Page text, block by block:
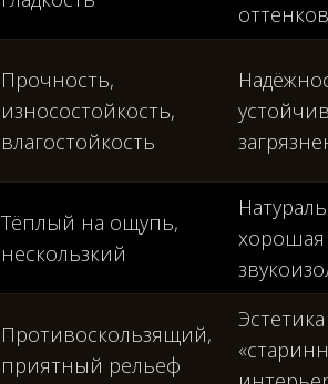
оттенков
Прочность,
износостойкость,
влагостойкость
Тёплый на ощупь,
нескользкий
хорошая
Противоскользящий,
приятный рельеф
Эстетика